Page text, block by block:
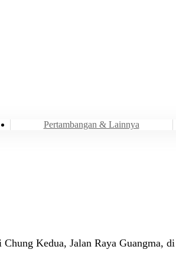
Pertambangan & Lainnya
Kedua, Jalan Raya Guangma,